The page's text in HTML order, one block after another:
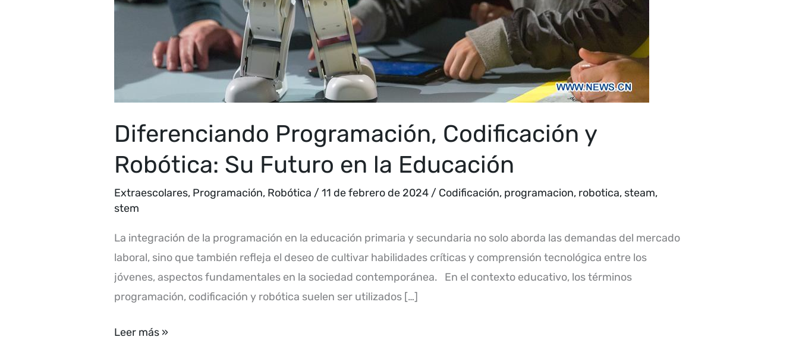
Diferenciando Programación, Codificación y
Robótica: Su Futuro en la Educación
Extraescolares, Programación, Robótica /11 de febrero de 2024 / Codificación, programacion, robotica, steam,
stem
La integración de la programación en la educación primaria y secundaria no solo aborda las demandas del mercado
laboral, sino que también refleja el deseo de cultivar habilidades críticas y comprensión tecnológica entre los
jóvenes, aspectos fundamentales en la sociedad contemporánea. En el contexto educativo, los términos
programación, codificación y robótica suelen ser utilizados […]
Leer más »